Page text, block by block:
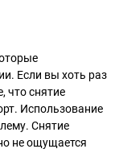
Если вы хоть раз
что снятие
Использование
Снятие
не ощущается